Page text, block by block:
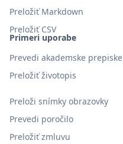
Primeri uporabe
Prevedi akademske prepiske
Preložiť životopis
Preloži snímky obrazovky
Prevedi poročilo
Preložiť zmluvu
Preložiť Markdown
Preložiť CSV